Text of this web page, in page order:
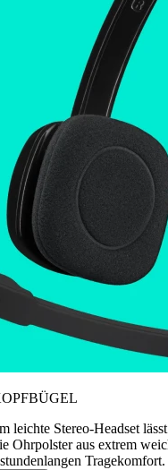
leichte Stereo-Headset
Ohrpolster aus extrem
Tragekomfort.